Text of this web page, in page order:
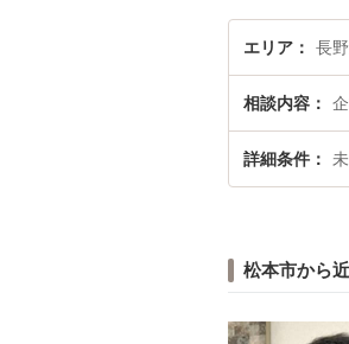
エリア 長
相談内容
詳細条件
松本市から